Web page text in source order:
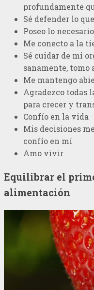
profundamente
Sé defender lo
Poseo lo necesario
Me conecto a la
Sé cuidar de mi
sanamente, tomo
Me mantengo
Agradezco todas
para crecer y
Confío en la vida
Mis decisiones
confío en mí
Amo vivir
Equilibrar el
alimentación